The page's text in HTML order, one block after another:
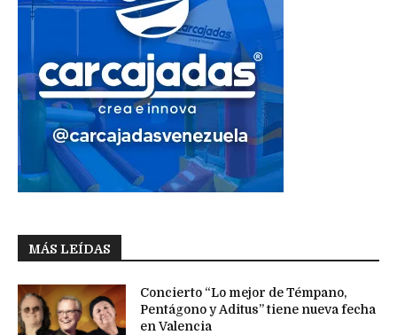
MÁS LEÍDAS
Concierto “Lo mejor de Témpano,
Pentágono y Aditus” tiene nueva fecha
en Valencia